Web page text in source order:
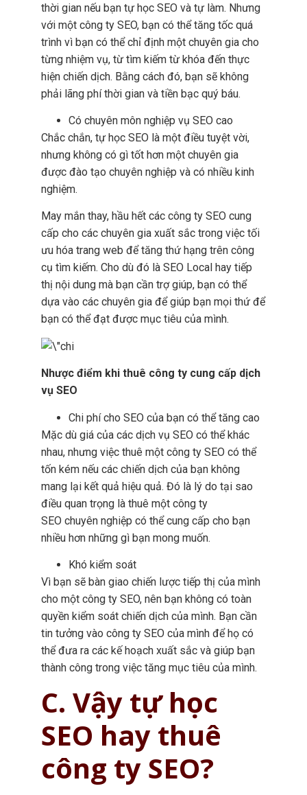
thời gian nếu bạn tự học SEO và tự làm. Nhưng
với một công ty SEO, bạn có thể tăng tốc quá
trình vì bạn có thể chỉ định một chuyên gia cho
từng nhiệm vụ, từ tìm kiếm từ khóa đến thực
hiện chiến dịch. Bằng cách đó, bạn sẽ không
phải lãng phí thời gian và tiền bạc quý báu.
Có chuyên môn nghiệp vụ SEO cao
Chắc chắn, tự học SEO là một điều tuyệt vời,
nhưng không có gì tốt hơn một chuyên gia
được đào tạo chuyên nghiệp và có nhiều kinh
nghiệm.
May mắn thay, hầu hết các công ty SEO cung
cấp cho các chuyên gia xuất sắc trong việc tối
ưu hóa trang web để tăng thứ hạng trên công
cụ tìm kiếm. Cho dù đó là SEO Local hay tiếp
thị nội dung mà bạn cần trợ giúp, bạn có thể
dựa vào các chuyên gia để giúp bạn mọi thứ để
bạn có thể đạt được mục tiêu của mình.
Nhược điểm khi thuê công ty cung cấp dịch
vụ SEO
Chi phí cho SEO của bạn có thể tăng cao
Mặc dù giá của các dịch vụ SEO có thể khác
nhau, nhưng việc thuê một công ty SEO có thể
tốn kém nếu các chiến dịch của bạn không
mang lại kết quả hiệu quả. Đó là lý do tại sao
điều quan trọng là thuê một công ty
SEO chuyên nghiệp có thể cung cấp cho bạn
nhiều hơn những gì bạn mong muốn.
Khó kiểm soát
Vì bạn sẽ bàn giao chiến lược tiếp thị của mình
cho một công ty SEO, nên bạn không có toàn
quyền kiểm soát chiến dịch của mình. Bạn cần
tin tưởng vào công ty SEO của mình để họ có
thể đưa ra các kế hoạch xuất sắc và giúp bạn
thành công trong việc tăng mục tiêu của mình.
C. Vậy tự học
SEO hay thuê
công ty SEO?